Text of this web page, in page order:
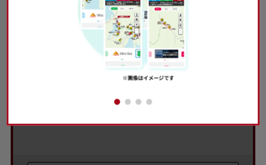
本工事・規制は終了しました。
ご協力ありがとうございました。